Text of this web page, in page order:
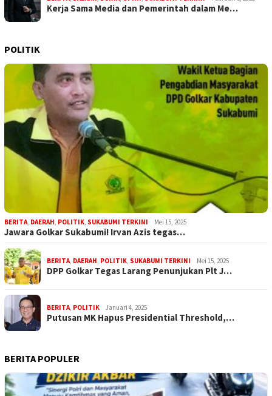
Kerja Sama Media dan Pemerintah dalam Me…
POLITIK
BERITA, DAERAH, POLITIK, SUKABUMI TERKINI Mei 15, 2025
Jawara Golkar Sukabumi! Irvan Azis tegas…
BERITA, DAERAH, POLITIK, SUKABUMI TERKINI Mei 15, 2025
DPP Golkar Tegas Larang Penunjukan Plt J…
BERITA, POLITIK Januari 4, 2025
Putusan MK Hapus Presidential Threshold,…
BERITA POPULER